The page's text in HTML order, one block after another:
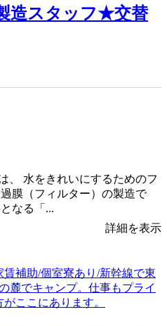
造スタッフ★交替
、 水をきれいにするためのフ
膜（フィルター）の製造で
なる「...
詳細を表示